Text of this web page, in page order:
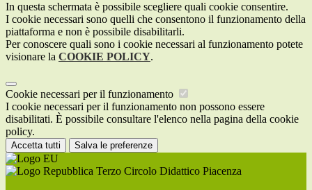
In questa schermata è possibile scegliere quali cookie consentire.
I cookie necessari sono quelli che consentono il funzionamento della
piattaforma e non è possibile disabilitarli.
Per conoscere quali sono i cookie necessari al funzionamento potete
visionare la COOKIE POLICY.
Cookie necessari per il funzionamento
I cookie necessari per il funzionamento non possono essere
disabilitati. È possibile consultare l'elenco nella pagina della cookie
policy.
Accetta tutti Salva le preferenze
Terzo Circolo Didattico Piacenza